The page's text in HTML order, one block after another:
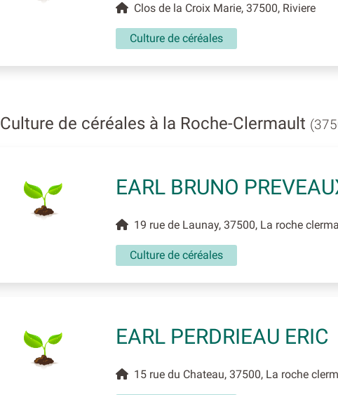
Clos de la Croix Marie, 37500, Riviere
Culture de céréales
Culture de céréales à la Roche-Clermault
EARL BRUNO
19 rue de Launay, 37500, La roche
Culture de céréales
EARL PERDRIEAU ERIC
15 rue du Chateau, 37500, La roche